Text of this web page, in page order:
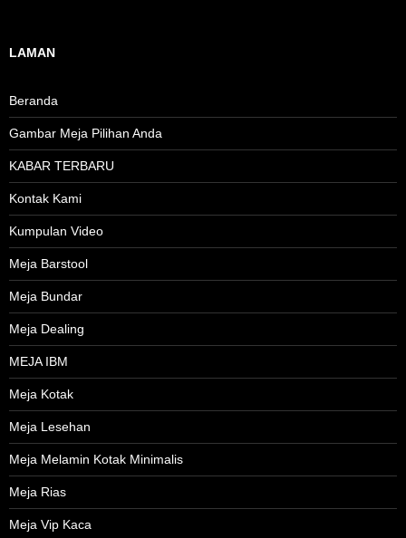
LAMAN
Beranda
Gambar Meja Pilihan Anda
KABAR TERBARU
Kontak Kami
Kumpulan Video
Meja Barstool
Meja Bundar
Meja Dealing
MEJA IBM
Meja Kotak
Meja Lesehan
Meja Melamin Kotak Minimalis
Meja Rias
Meja Vip Kaca